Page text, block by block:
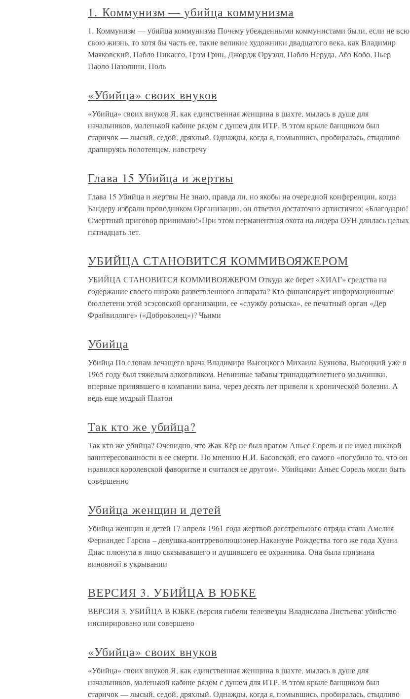
1. Коммунизм — убийца коммунизма
1. Коммунизм — убийца коммунизма Почему убежденными коммунистами были, если не всю
свою жизнь, то хотя бы часть ее, такие великие художники двадцатого века, как Владимир
Маяковский, Пабло Пикассо, Грэм Грин, Джордж Оруэлл, Пабло Неруда, Абэ Кобо, Пьер
Паоло Пазолини, Поль
«Убийца» своих внуков
«Убийца» своих внуков Я, как единственная женщина в шахте, мылась в душе для
начальников, маленькой кабине рядом с душем для ИТР. В этом крыле банщиком был
старичок — лысый, седой, дряхлый. Однажды, когда я, помывшись, пробиралась, стыдливо
драпируясь полотенцем, навстречу
Глава 15 Убийца и жертвы
Глава 15 Убийца и жертвы Не знаю, правда ли, но якобы на очередной конференции, когда
Бандеру избрали проводником Организации, он ответил достаточно артистично: «Благодарю!
Смертный приговор принимаю!»При этом перманентная охота на лидера ОУН длилась целых
пятнадцать лет.
УБИЙЦА СТАНОВИТСЯ КОММИВОЯЖЕРОМ
УБИЙЦА СТАНОВИТСЯ КОММИВОЯЖЕРОМ Откуда же берет «ХИАГ» средства на
содержание своего широко разветвленного аппарата? Кто финансирует информационные
бюллетени этой эсэсовской организации, ее «службу розыска», ее печатный орган «Дер
Фрайвиллиге» («Доброволец»)? Чьими
Убийца
Убийца По словам лечащего врача Владимира Высоцкого Михаила Буянова, Высоцкий уже в
1965 году был тяжелым алкоголиком. Невинные забавы тринадцатилетнего мальчишки,
впервые принявшего в компании вина, через десять лет привели к хронической болезни. А
ведь еще мудрый Платон
Так кто же убийца?
Так кто же убийца? Очевидно, что Жак Кёр не был врагом Аньес Сорель и не имел никакой
заинтересованности в ее смерти. По мнению Н.И. Басовской, его самого «погубило то, что он
нравился королевской фаворитке и считался ее другом». Убийцами Аньес Сорель могли быть
совершенно
Убийца женщин и детей
Убийца женщин и детей 17 апреля 1961 года жертвой расстрельного отряда стала Амелия
Фернандес Гарсиа – девушка-контрреволюционер.Накануне Рождества того же года Хуана
Диас плюнула в лицо связывавшего и душившего ее охранника. Она была признана
виновной в укрывании
ВЕРСИЯ 3. УБИЙЦА В ЮБКЕ
ВЕРСИЯ 3. УБИЙЦА В ЮБКЕ (версия гибели телезвезды Владислава Листьева: убийство
инспирировано или совершено
«Убийца» своих внуков
«Убийца» своих внуков Я, как единственная женщина в шахте, мылась в душе для
начальников, маленькой кабине рядом с душем для ИТР. В этом крыле банщиком был
старичок — лысый, седой, дряхлый. Однажды, когда я, помывшись, пробиралась, стыдливо